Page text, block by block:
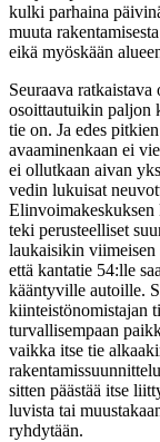
kulki parhaina
muuta
eikä myöskään
Seuraava
osoittautuikin paljon
tie on. Ja edes
avaaminenkaan ei
ei ollutkaan aivan
vedin lukuisat
Elinvoimakeskuksen
teki perusteelliset
laukaisikin viimeisen
että kantatie 54:lle
kääntyville autoille.
kiinteistönomistajan
turvallisempaan
vaikka itse tie
sitten päästää itse
luvista tai
ryhdytään.